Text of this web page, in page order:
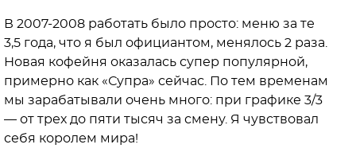
В 2007-2008 работать было просто: меню за те
3,5 года, что я был официантом, менялось 2 раза.
Новая кофейня оказалась супер популярной,
примерно как «Супра» сейчас. По тем временам
мы зарабатывали очень много: при графике 3/3
— от трех до пяти тысяч за смену. Я чувствовал
себя королем мира!